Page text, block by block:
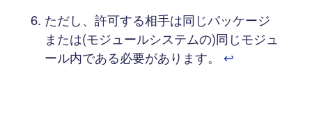
ただし、許可する相手は同じパッケージ
または(モジュールシステムの)同じモジュ
ール内である必要があります。 ↩︎